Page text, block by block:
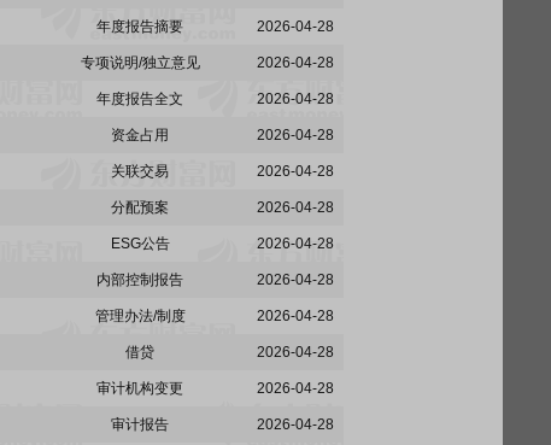
年度报告摘要 2026-04-28
专项说明/独立意见 2026-04-28
年度报告全文 2026-04-28
资金占用 2026-04-28
关联交易 2026-04-28
分配预案 2026-04-28
ESG公告 2026-04-28
内部控制报告 2026-04-28
管理办法/制度 2026-04-28
借贷 2026-04-28
审计机构变更 2026-04-28
审计报告 2026-04-28